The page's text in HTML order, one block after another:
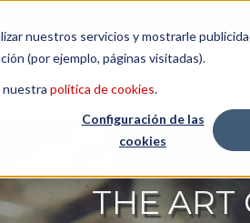
nuestros servicios y mostrarle
(por ejemplo, páginas visitadas).
nuestra política de cookies.
Configuración de las
cookies
THE ART